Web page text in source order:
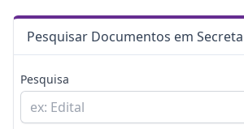
Pesquisar Documentos em
Pesquisa